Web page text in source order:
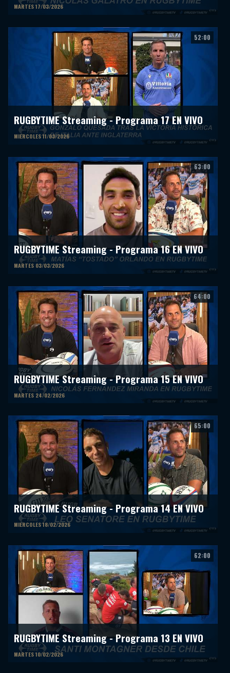
MARTES 17/03/2026
52:00
RUGBYTIME Streaming - Programa 17 EN VIVO
MIERCOLES 11/03/2026
63:00
RUGBYTIME Streaming - Programa 16 EN VIVO
MARTES 03/03/2026
64:00
RUGBYTIME Streaming - Programa 15 EN VIVO
MARTES 24/02/2026
65:00
RUGBYTIME Streaming - Programa 14 EN VIVO
MIERCOLES 18/02/2026
62:00
RUGBYTIME Streaming - Programa 13 EN VIVO
MARTES 10/02/2026